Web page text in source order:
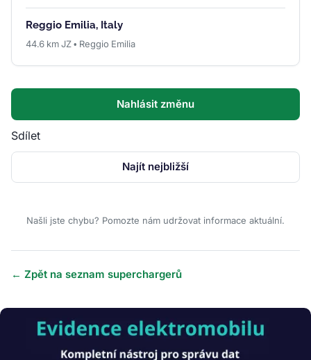
Reggio Emilia, Italy
44.6 km JZ • Reggio Emilia
Nahlásit změnu
Sdílet
Najít nejbližší
Našli jste chybu? Pomozte nám udržovat informace aktuální.
← Zpět na seznam superchargerů
Obrázek